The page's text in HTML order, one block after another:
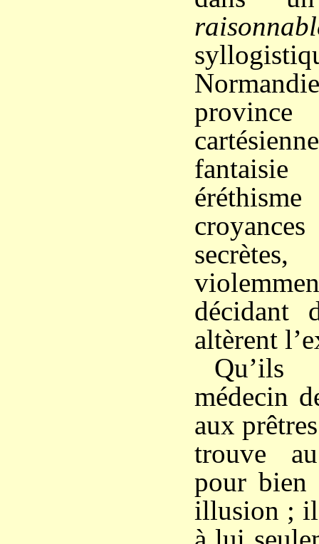
décidant
altèrent
Qu’ils
médecin
aux
trouve
pour bien
illusion ; il